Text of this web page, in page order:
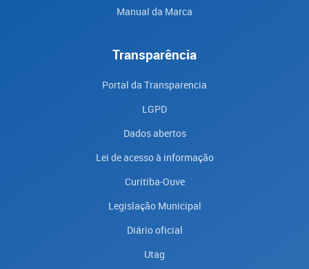
Manual da Marca
Transparência
Portal da Transparencia
LGPD
Dados abertos
Lei de acesso à informação
Curitiba-Ouve
Legislação Municipal
Diário oficial
Utag